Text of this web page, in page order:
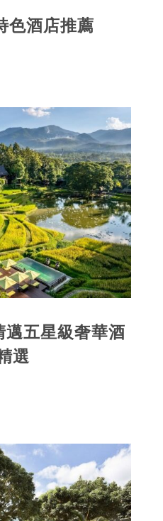
色酒店推薦
五星級奢華酒
選